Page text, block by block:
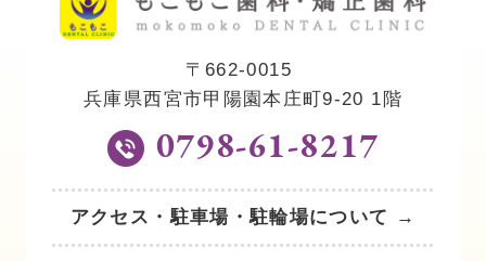
〒662-0015
兵庫県西宮市甲陽園本庄町9-20 1階
0798-61-8217
アクセス・駐車場・駐輪場について →